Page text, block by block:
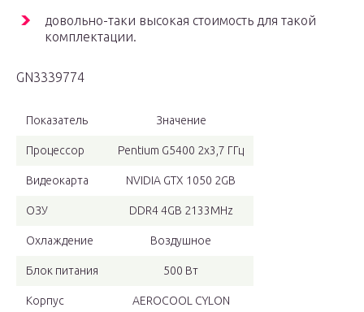
довольно-таки высокая стоимость для такой
комплектации.
GN3339774
Показатель Значение
Процессор Pentium G5400 2х3,7 ГГц
Видеокарта NVIDIA GTX 1050 2GB
ОЗУ DDR4 4GB 2133MHz
Охлаждение Воздушное
Блок питания 500 Вт
Корпус AEROCOOL CYLON